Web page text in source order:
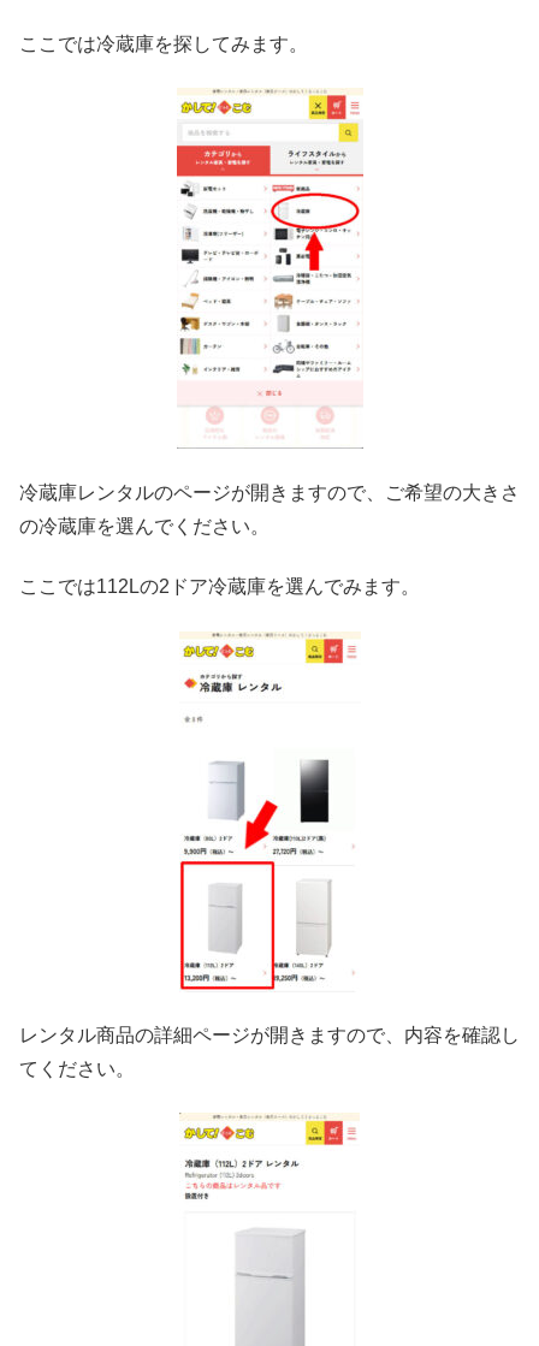
ここでは冷蔵庫を探してみます。
冷蔵庫レンタルのページが開きますので、ご希望の大きさ
の冷蔵庫を選んでください。
ここでは112Lの2ドア冷蔵庫を選んでみます。
レンタル商品の詳細ページが開きますので、内容を確認し
てください。